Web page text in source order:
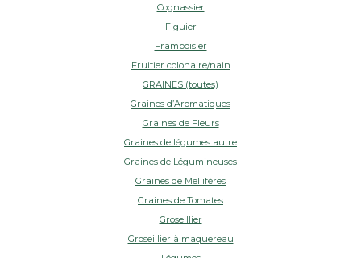
Cognassier
Figuier
Framboisier
Fruitier colonaire/nain
GRAINES (toutes)
Graines d’Aromatiques
Graines de Fleurs
Graines de légumes autre
Graines de Légumineuses
Graines de Mellifères
Graines de Tomates
Groseillier
Groseillier à maquereau